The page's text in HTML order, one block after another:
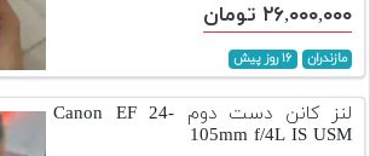
دست
دوم
لیست
قیمت
دوربین
۲۶,۰۰۰,۰۰۰ تومان
مازندران ۱۶ روز پیش
لنز کانن دست دوم Canon EF 24-
105mm f/4L IS USM